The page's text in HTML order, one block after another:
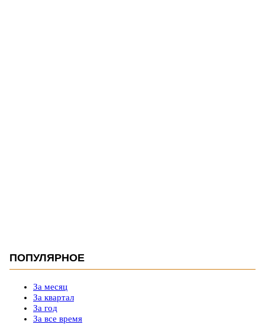
ПОПУЛЯРНОЕ
За месяц
За квартал
За год
За все время